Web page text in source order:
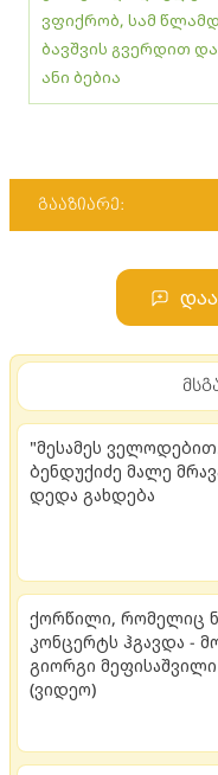
ვფიქრობ, სამ
ბავშვის გვერდით
ანი ბებია
გააზიარე:
"მესამეს
ბენდუქიძე მალე
დედა გახდება
ქორწილი, რომელიც
კონცერტს ჰგავდა -
გიორგი
(ვიდეო)